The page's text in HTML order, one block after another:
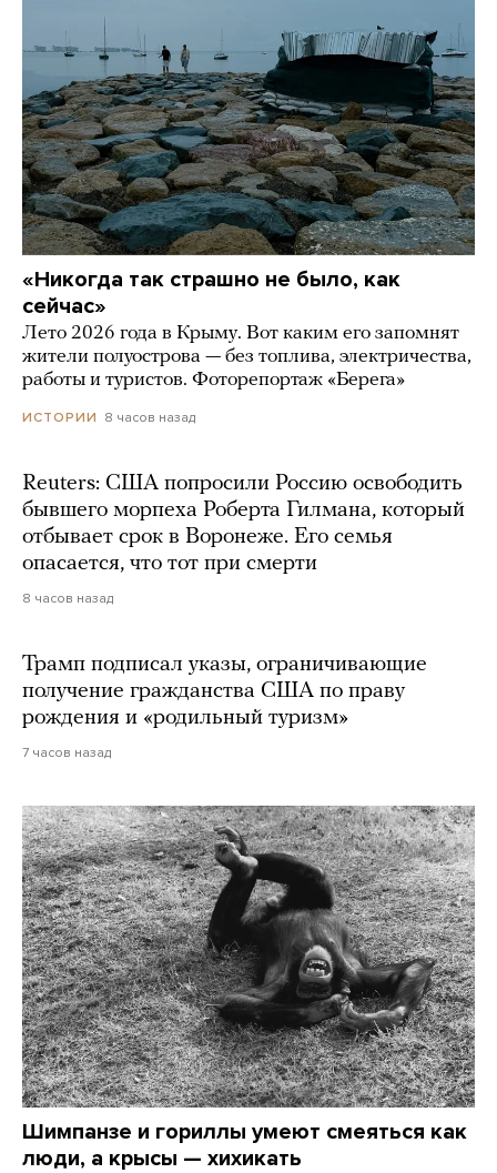
«Никогда так страшно не было, как
сейчас»
Лето 2026 года в Крыму. Вот каким его запомнят
жители полуострова — без топлива, электричества,
работы и туристов. Фоторепортаж «Берега»
ИСТОРИИ 8 часов назад
Reuters: США попросили Россию освободить
бывшего морпеха Роберта Гилмана, который
отбывает срок в Воронеже. Его семья
опасается, что тот при смерти
8 часов назад
Трамп подписал указы, ограничивающие
получение гражданства США по праву
рождения и «родильный туризм»
7 часов назад
Шимпанзе и гориллы умеют смеяться как
люди, а крысы — хихикать